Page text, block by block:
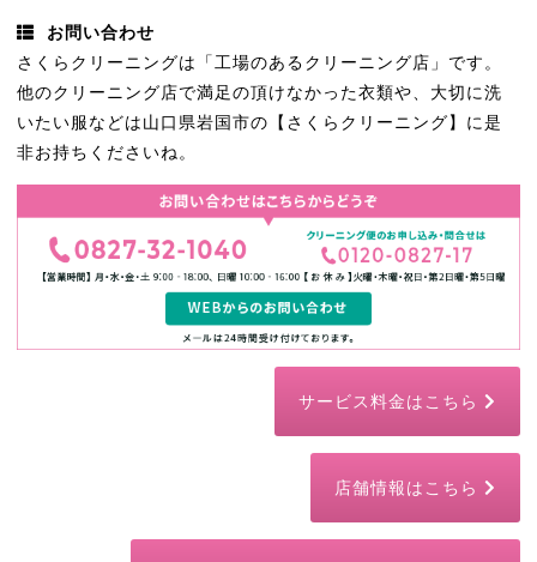
お問い合わせ
さくらクリーニングは「工場のあるクリーニング店」です。
他のクリーニング店で満足の頂けなかった衣類や、大切に洗
いたい服などは山口県岩国市の【さくらクリーニング】に是
非お持ちくださいね。
サービス料金はこちら
店舗情報はこちら